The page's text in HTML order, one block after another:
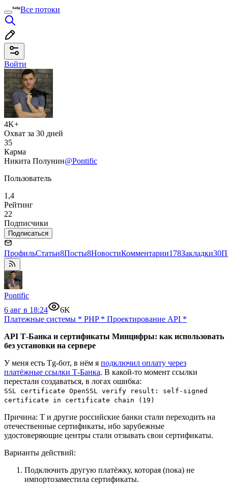
Все потоки
Войти
4K+
Охват за 30 дней
35
Карма
Никита Полунин@Pontific
Пользователь
1,4
Рейтинг
22
Подписчики
Подписаться
ПрофильСтатьи8Посты8НовостиКомментарии178Закладки30
Pontific
6 авг в 18:24
6K
Платежные системы * PHP* Проектирование API *
API Т‑Банка и сертификаты Минцифры: как использовать
без установки на сервере
У меня есть Tg-бот, в нём я подключил оплату через
платёжные ссылки Т-Банка. В какой-то момент ссылки
перестали создаваться, в логах ошибка:
SSL certificate OpenSSL verify result: self-signed
certificate in certificate chain (19)
Причина: Т и другие российские банки стали переходить на
отечественные сертификаты, ибо зарубежные
удостоверяющие центры стали отзывать свои сертификаты.
Варианты действий:
Подключить другую платёжку, которая (пока) не
импортозаместила сертификаты.